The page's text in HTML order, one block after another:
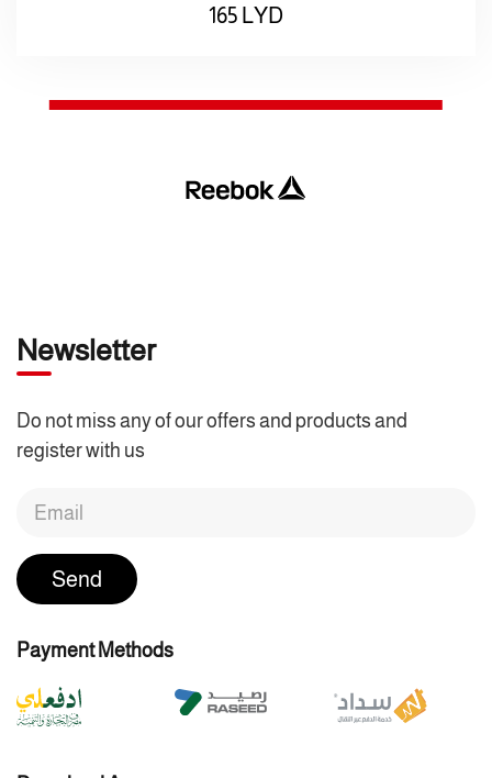
165 LYD
Newsletter
Do not miss any of our offers and products and
register with us
Send
Payment Methods